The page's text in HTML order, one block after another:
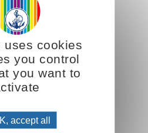
uses cookies
you control
you want to
accept all